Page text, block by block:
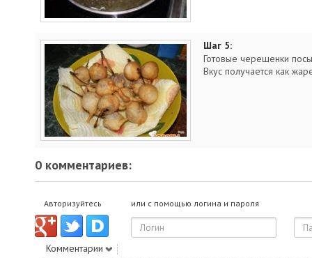
Шаг 5:
Готовые черешенки
Вкус получается как
0 комментариев:
Авторизуйтесь или с помощью логина и пароля
Комментарии